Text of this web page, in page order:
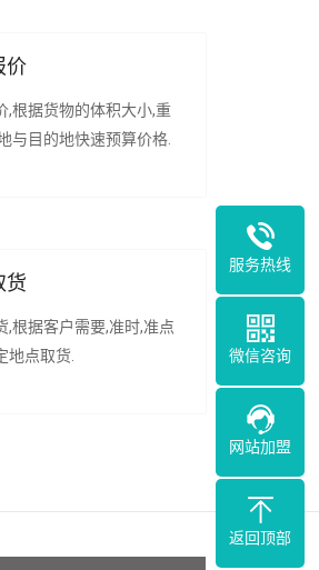
价
,根据货物的体积大小,重
与目的地快速预算价格.
货
,根据客户需要,准时,准点
地点取货.
服务热线
微信咨询
网站加盟
返回顶部